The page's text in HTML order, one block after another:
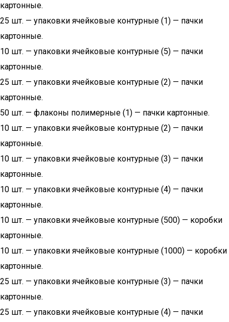
картонные.
25 шт. — упаковки ячейковые контурные (1) — пачки
картонные.
10 шт. — упаковки ячейковые контурные (5) — пачки
картонные.
25 шт. — упаковки ячейковые контурные (2) — пачки
картонные.
50 шт. — флаконы полимерные (1) — пачки картонные.
10 шт. — упаковки ячейковые контурные (2) — пачки
картонные.
10 шт. — упаковки ячейковые контурные (3) — пачки
картонные.
10 шт. — упаковки ячейковые контурные (4) — пачки
картонные.
10 шт. — упаковки ячейковые контурные (500) — коробки
картонные.
10 шт. — упаковки ячейковые контурные (1000) — коробки
картонные.
25 шт. — упаковки ячейковые контурные (3) — пачки
картонные.
25 шт. — упаковки ячейковые контурные (4) — пачки